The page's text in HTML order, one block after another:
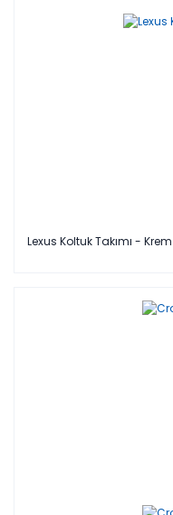
Lexus Koltuk Takımı - Krem